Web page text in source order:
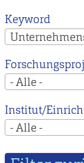
Keyword
- Alle -
Institut/
- Alle -